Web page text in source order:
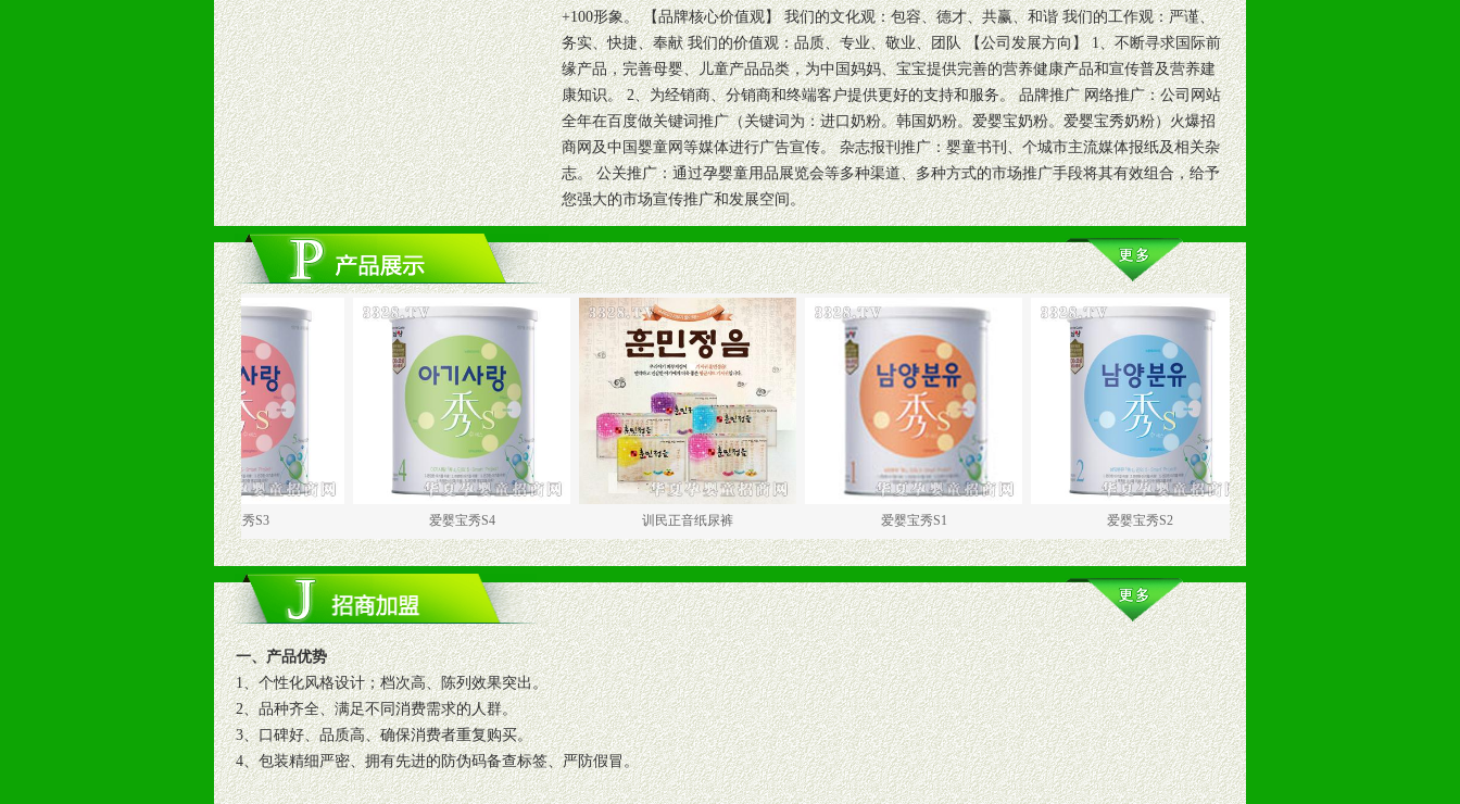
+100形象。 【品牌核心价值观】 我们的文化观：包容、德才、共赢、和谐 我们的工作观：严谨、
务实、快捷、奉献 我们的价值观：品质、专业、敬业、团队 【公司发展方向】 1、不断寻求国际前
缘产品，完善母婴、儿童产品品类，为中国妈妈、宝宝提供完善的营养健康产品和宣传普及营养建
康知识。 2、为经销商、分销商和终端客户提供更好的支持和服务。 品牌推广 网络推广：公司网站
全年在百度做关键词推广（关键词为：进口奶粉。韩国奶粉。爱婴宝奶粉。爱婴宝秀奶粉）火爆招
商网及中国婴童网等媒体进行广告宣传。 杂志报刊推广：婴童书刊、个城市主流媒体报纸及相关杂
志。 公关推广：通过孕婴童用品展览会等多种渠道、多种方式的市场推广手段将其有效组合，给予
您强大的市场宣传推广和发展空间。
训民正音纸尿裤
一、产品优势
1、个性化风格设计；档次高、陈列效果突出。
2、品种齐全、满足不同消费需求的人群。
3、口碑好、品质高、确保消费者重复购买。
4、包装精细严密、拥有先进的防伪码备查标签、严防假冒。